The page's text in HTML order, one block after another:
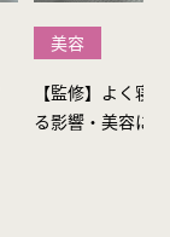
美容
【監修】よく寝
る影響・美容に